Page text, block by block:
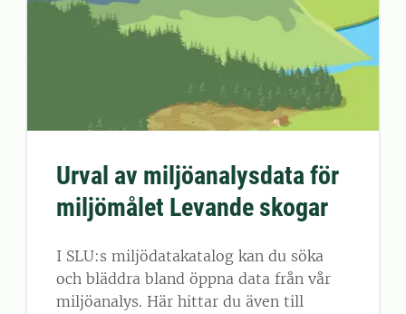
Urval av miljöanalysdata för
miljömålet Levande skogar
I SLU:s miljödatakatalog kan du söka
och bläddra bland öppna data från vår
miljöanalys. Här hittar du även till